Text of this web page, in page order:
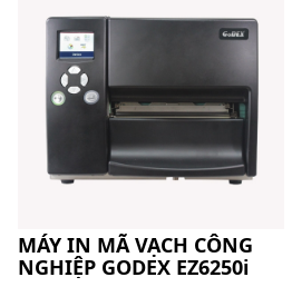
MÁY IN MÃ VẠCH CÔNG
NGHIỆP GODEX EZ6250i